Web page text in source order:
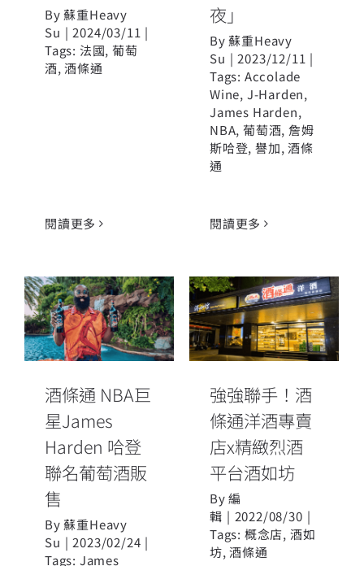
By蘇重Heavy
Su | 2024/03/11 |
Tags: 法國,葡萄
酒,酒條通
閱讀更多
夜」
By蘇重Heavy
Su | 2023/12/11 |
Tags: Accolade
Wine, J-Harden,
James Harden,
NBA,葡萄酒,詹姆
斯哈登,譽加,酒條
通
閱讀更多
酒條通 NBA巨
星James
Harden 哈登
聯名葡萄酒販
售
酒條通 NBA巨
星James
Harden 哈登
聯名葡萄酒販
售
By蘇重Heavy
Su | 2023/02/24 |
Tags: James
強強聯手！酒
條通洋酒專賣
店x精緻烈酒平
強強聯手！酒
條通洋酒專賣
店x精緻烈酒
平台酒如坊
By編
輯 | 2022/08/30 |
Tags: 概念店, 酒如
坊,酒條通